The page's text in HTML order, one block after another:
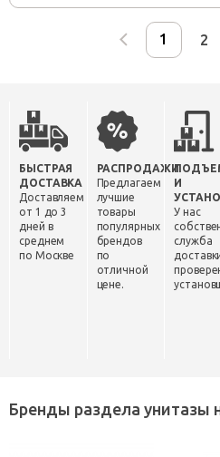
2
БЫСТРАЯ
ДОСТАВКА
Доставляем
от 1 до 3
дней в
среднем
по Москве
РАСПРОДАЖИ
Предлагаем
лучшие
товары
популярных
брендов
по
отличной
цене.
И
У нас
служба
Бренды раздела унитазы